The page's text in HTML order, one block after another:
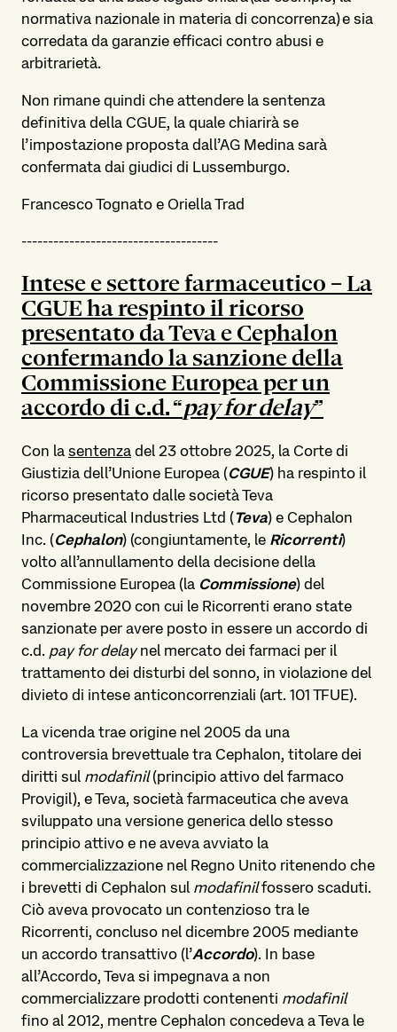
normativa nazionale in materia di concorrenza) e sia
corredata da garanzie efficaci contro abusi e
arbitrarietà.
Non rimane quindi che attendere la sentenza
definitiva della CGUE, la quale chiarirà se
l’impostazione proposta dall’AG Medina sarà
confermata dai giudici di Lussemburgo.
Francesco Tognato e Oriella Trad
-------------------------------------
Intese e settore farmaceutico – La
CGUE ha respinto il ricorso
presentato da Teva e Cephalon
confermando la sanzione della
Commissione Europea per un
accordo di c.d. “pay for delay”
Con la sentenza del 23 ottobre 2025, la Corte di
Giustizia dell’Unione Europea (CGUE) ha respinto il
ricorso presentato dalle società Teva
Pharmaceutical Industries Ltd (Teva) e Cephalon
Inc. (Cephalon) (congiuntamente, le Ricorrenti)
volto all’annullamento della decisione della
Commissione Europea (la Commissione) del
novembre 2020 con cui le Ricorrenti erano state
sanzionate per avere posto in essere un accordo di
c.d. pay for delaynel mercato dei farmaci per il
trattamento dei disturbi del sonno, in violazione del
divieto di intese anticoncorrenziali (art. 101 TFUE).
La vicenda trae origine nel 2005 da una
controversia brevettuale tra Cephalon, titolare dei
diritti sul modafinil(principio attivo del farmaco
Provigil), e Teva, società farmaceutica che aveva
sviluppato una versione generica dello stesso
principio attivo e ne aveva avviato la
commercializzazione nel Regno Unito ritenendo che
i brevetti di Cephalon sul modafinilfossero scaduti.
Ciò aveva provocato un contenzioso tra le
Ricorrenti, concluso nel dicembre 2005 mediante
un accordo transattivo (l’Accordo). In base
all’Accordo, Teva si impegnava a non
commercializzare prodotti contenenti modafinil
fino al 2012, mentre Cephalon concedeva a Teva le